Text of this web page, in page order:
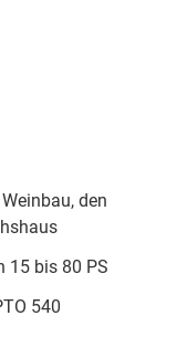
den
15 bis 80 PS
540